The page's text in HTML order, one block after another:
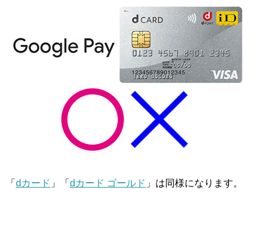
「 dカード 」「 dカード ゴールド 」は同様になります。